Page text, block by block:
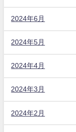
2024年6月
2024年5月
2024年4月
2024年3月
2024年2月